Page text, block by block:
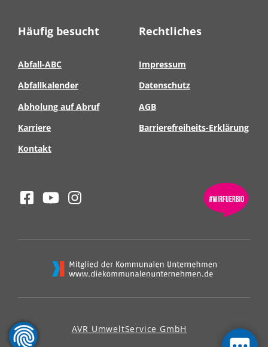
Häufig besucht
Abfall-ABC
Abfallkalender
Abholung auf Abruf
Karriere
Kontakt
Rechtliches
Impressum
Datenschutz
AGB
Barrierefreiheits-Erklärung
AVR UmweltService GmbH